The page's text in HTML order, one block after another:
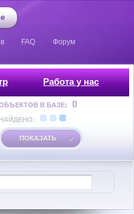
FAQ Форум
Работа у нас
В БАЗЕ: 0
НАЙДЕНО:
ПОКАЗАТЬ